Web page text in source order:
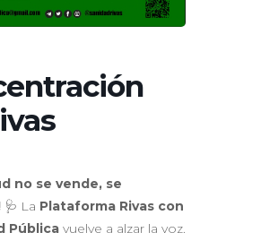
no se vende, se
🩺 La Plataforma Rivas con
Pública vuelve a alzar la voz.